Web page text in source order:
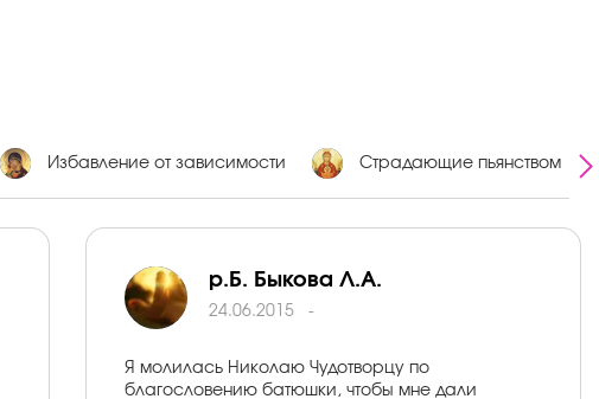
Избавление от зависимости Страдающие пьянством
р.Б. Быкова Л.А.
24.06.2015 -
Я молилась Николаю Чудотворцу по
благословению батюшки, чтобы мне дали